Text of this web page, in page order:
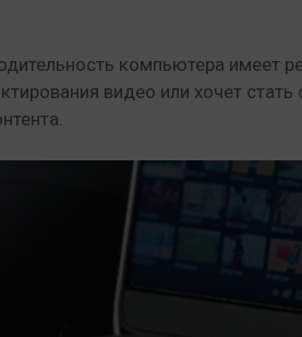
компьютера имеет
видео или хочет стать